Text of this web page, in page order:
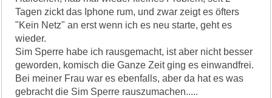
Tagen zickt das Iphone rum, und zwar zeigt es öfters
"Kein Netz" an erst wenn ich es neu starte, geht es
wieder.
Sim Sperre habe ich rausgemacht, ist aber nicht besser
geworden, komisch die Ganze Zeit ging es einwandfrei.
Bei meiner Frau war es ebenfalls, aber da hat es was
gebracht die Sim Sperre rauszumachen.....